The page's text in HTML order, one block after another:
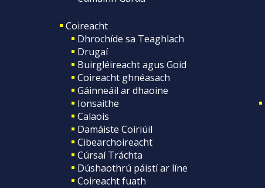
Coireacht
Dhrochíde sa Teaghlach
Drugaí
Buirgléireacht agus Goid
Coireacht ghnéasach
Gáinneáil ar dhaoine
Ionsaithe
Calaois
Damáiste Coiriúil
Cibearchoireacht
Cúrsaí Tráchta
Dúshaothrú páistí ar líne
Coireacht fuath